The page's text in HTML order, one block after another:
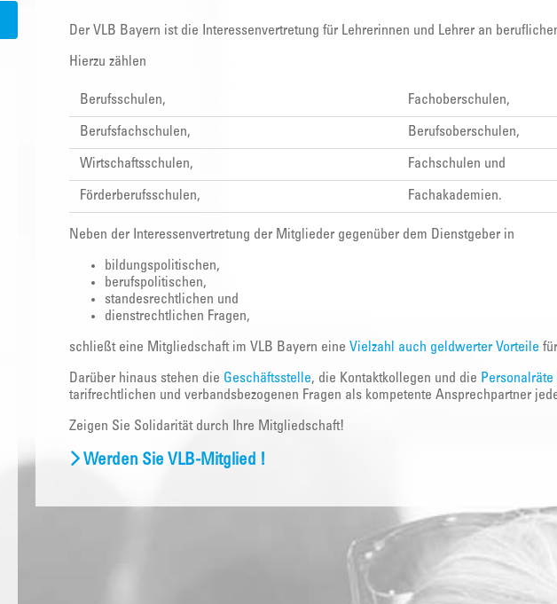
Der VLB Bayern ist die Interessenvertretung für Lehrerinnen und Lehrer an
Hierzu zählen
Berufsschulen, Fachoberschulen,
Berufsfachschulen, Berufsoberschulen,
Wirtschaftsschulen, Fachschulen und
Förderberufsschulen, Fachakademien.
Neben der Interessenvertretung der Mitglieder gegenüber dem Dienstgeber in
bildungspolitischen,
berufspolitischen,
standesrechtlichen und
dienstrechtlichen Fragen,
schließt eine Mitgliedschaft im VLB Bayern eine Vielzahl auch geldwerter Vorteile
Darüber hinaus stehen die Geschäftsstelle, die Kontaktkollegen und die Personalräte
tarifrechtlichen und verbandsbezogenen Fragen als kompetente Ansprechpartner
Zeigen Sie Solidarität durch Ihre Mitgliedschaft!
Werden Sie VLB-Mitglied !